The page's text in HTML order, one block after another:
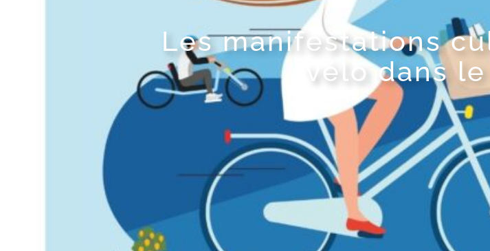
Les manifestations
vélo dans